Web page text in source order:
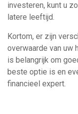
investeren, kunt u
latere leeftijd.
Kortom, er zijn
overwaarde van uw
is belangrijk om
beste optie is en
financieel expert.